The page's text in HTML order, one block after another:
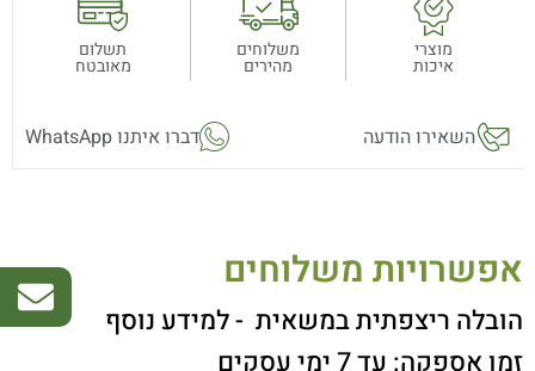
מוצרי
איכות
משלוחים
מהירים
תשלום
מאובטח
השאירו הודעה דברו איתנו WhatsApp
אפשרויות משלוחים
הובלה ריצפתית במשאית - למידע נוסף
זמן אספקה: עד 7 ימי עסקים